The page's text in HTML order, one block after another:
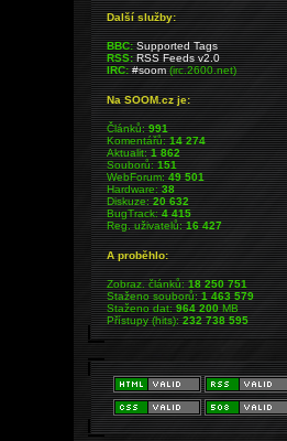
Další služby:
BBC: Supported Tags
RSS: RSS Feeds v2.0
IRC: #soom(irc.2600.net)
Na SOOM.cz je:
Článků:991
Komentářů:14 274
Aktualit:1 862
Souborů:151
WebForum:49 501
Hardware:38
Diskuze:20 632
BugTrack:4 415
Reg. uživatelů:16 427
A proběhlo:
Zobraz. článků:18 250 751
Staženo souborů:1 463 579
Staženo dat:964 200MB
Přístupy (hits):232 738 595